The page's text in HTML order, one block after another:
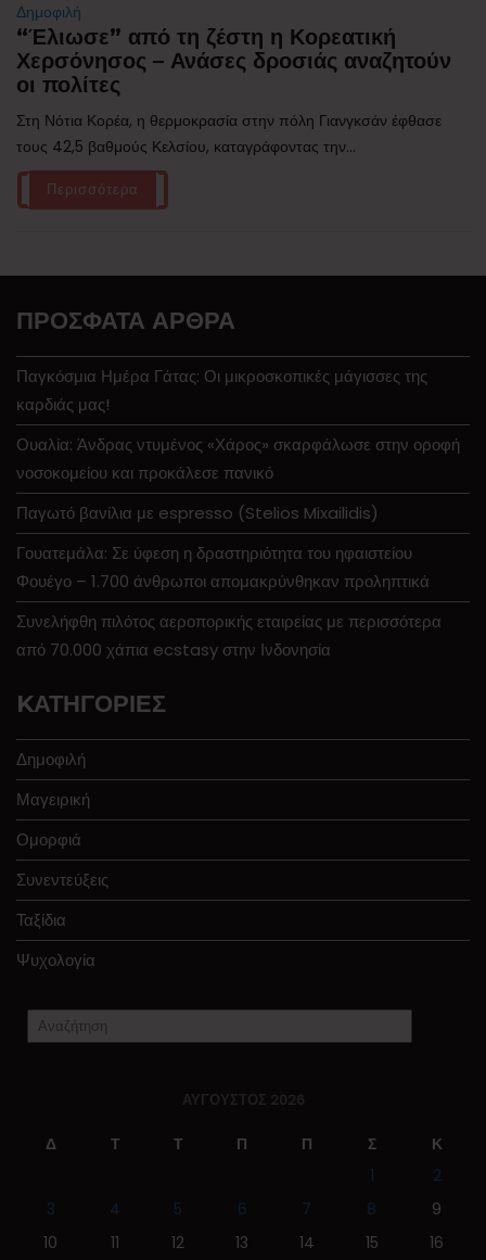
Δημοφιλή
“Έλιωσε” από τη ζέστη η Κορεατική
Χερσόνησος – Ανάσες δροσιάς αναζητούν
οι πολίτες
Στη Νότια Κορέα, η θερμοκρασία στην πόλη Γιανγκσάν έφθασε
τους 42,5 βαθμούς Κελσίου, καταγράφοντας την...
Περισσότερα
ΠΡΌΣΦΑΤΑ ΆΡΘΡΑ
Παγκόσμια Ημέρα Γάτας: Οι μικροσκοπικές μάγισσες της
καρδιάς μας!
Ουαλία: Άνδρας ντυμένος «Χάρος» σκαρφάλωσε στην οροφή
νοσοκομείου και προκάλεσε πανικό
Παγωτό βανίλια με espresso (Stelios Mixailidis)
Γουατεμάλα: Σε ύφεση η δραστηριότητα του ηφαιστείου
Φουέγο – 1.700 άνθρωποι απομακρύνθηκαν προληπτικά
Συνελήφθη πιλότος αεροπορικής εταιρείας με περισσότερα
από 70.000 χάπια ecstasy στην Ινδονησία
KΑΤΗΓΟΡΊΕΣ
Δημοφιλή
Μαγειρική
Ομορφιά
Συνεντεύξεις
Ταξίδια
Ψυχολογία
ΑΎΓΟΥΣΤΟΣ 2026
Δ Τ Τ Π Π Σ
Κ
1
2
3
4 5 6 7 8
9
10
11 12 13 14 15 16